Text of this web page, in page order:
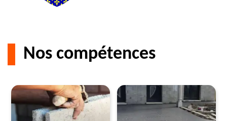
Nos compétences